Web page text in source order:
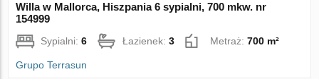
Willa w Mallorca, Hiszpania 6 sypialni, 700 mkw. nr
154999
Sypialni:6 Łazienek:3 Metraż:700 m²
Grupo Terrasun